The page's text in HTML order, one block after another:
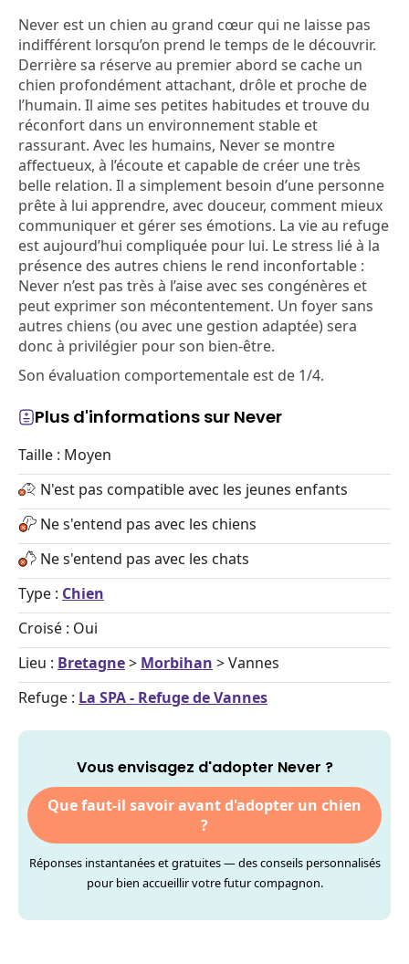
Never est un chien au grand cœur qui ne laisse pas
indifférent lorsqu’on prend le temps de le découvrir.
Derrière sa réserve au premier abord se cache un
chien profondément attachant, drôle et proche de
l’humain. Il aime ses petites habitudes et trouve du
réconfort dans un environnement stable et
rassurant. Avec les humains, Never se montre
affectueux, à l’écoute et capable de créer une très
belle relation. Il a simplement besoin d’une personne
prête à lui apprendre, avec douceur, comment mieux
communiquer et gérer ses émotions. La vie au refuge
est aujourd’hui compliquée pour lui. Le stress lié à la
présence des autres chiens le rend inconfortable :
Never n’est pas très à l’aise avec ses congénères et
peut exprimer son mécontentement. Un foyer sans
autres chiens (ou avec une gestion adaptée) sera
donc à privilégier pour son bien-être.
Son évaluation comportementale est de 1/4.
Plus d'informations sur Never
Taille : Moyen
N'est pas compatible avec les jeunes enfants
Ne s'entend pas avec les chiens
Ne s'entend pas avec les chats
Type : Chien
Croisé : Oui
Lieu : Bretagne> Morbihan > Vannes
Refuge : La SPA - Refuge de Vannes
Vous envisagez d'adopter Never ?
Que faut-il savoir avant d'adopter un chien
?
Réponses instantanées et gratuites — des conseils personnalisés
pour bien accueillir votre futur compagnon.